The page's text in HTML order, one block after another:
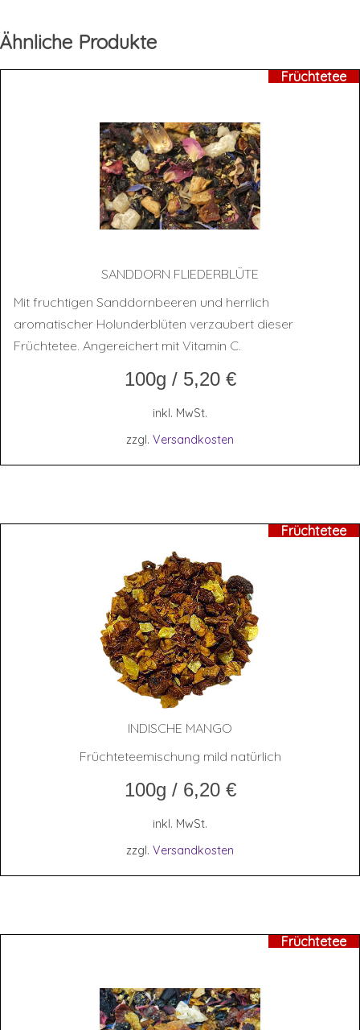
Ähnliche Produkte
Früchtetee
SAND­DORN FLIEDERBLÜTE
Mit fruchtigen Sanddornbeeren und herrlich
aromatischer Holunderblüten verzaubert dieser
Früchtetee. Angereichert mit Vitamin C.
100g / 5,20 €
inkl. MwSt.
zzgl. Versandkosten
Früchtetee
INDI­SCHE MANGO
Früchteteemischung mild natürlich
100g / 6,20 €
inkl. MwSt.
zzgl. Versandkosten
Früchtetee